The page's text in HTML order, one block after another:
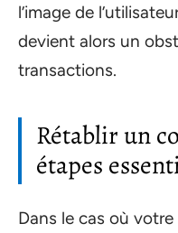
l’image de
devient alors un
transactions.
Rétablir un
étapes
Dans le cas où